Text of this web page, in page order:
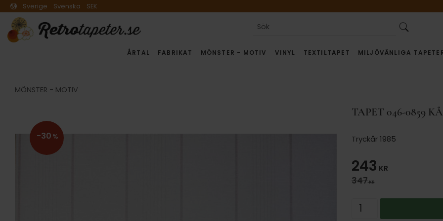
Sverige Svenska SEK
ÅRTAL FABRIKAT MÖNSTER - MOTIV VINYL TEXTILTAPET MILJÖVÄNLIGA
MÖNSTER - MOTIV
TAPET 046-0859
Tryckår 1985
30 %
Nedsatt pris:
243 KR
Ordinarie pris:
347KR